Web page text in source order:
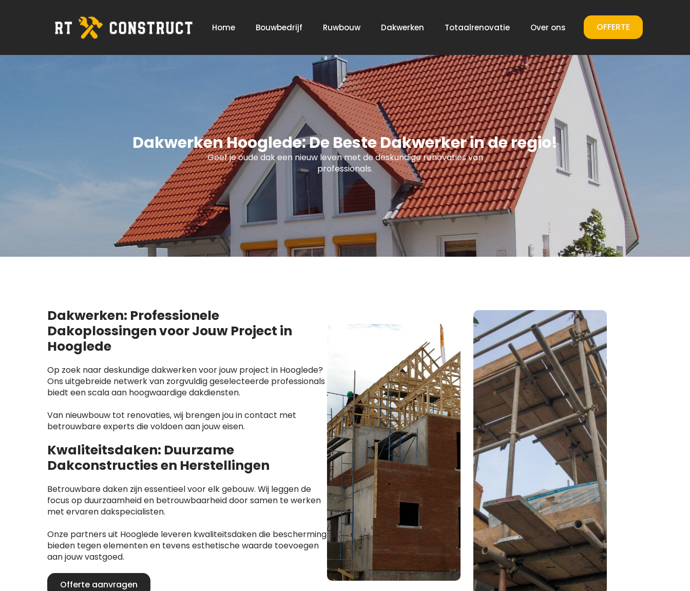
Home Bouwbedrijf Ruwbouw Dakwerken Totaalrenovatie Over ons OFFERTE
Dakwerken Hooglede: De Beste Dakwerker in de regio!
Geef je oude dak een nieuw leven met de deskundige renovaties van
professionals.
Dakwerken: Professionele
Dakoplossingen voor Jouw Project in
Hooglede
Op zoek naar deskundige dakwerken voor jouw project in Hooglede?
Ons uitgebreide netwerk van zorgvuldig geselecteerde professionals
biedt een scala aan hoogwaardige dakdiensten.
Van nieuwbouw tot renovaties, wij brengen jou in contact met
betrouwbare experts die voldoen aan jouw eisen.
Kwaliteitsdaken: Duurzame
Dakconstructies en Herstellingen
Betrouwbare daken zijn essentieel voor elk gebouw. Wij leggen de
focus op duurzaamheid en betrouwbaarheid door samen te werken
met ervaren dakspecialisten.
Onze partners uit Hooglede leveren kwaliteitsdaken die bescherming
bieden tegen elementen en tevens esthetische waarde toevoegen
aan jouw vastgoed.
Offerte aanvragen